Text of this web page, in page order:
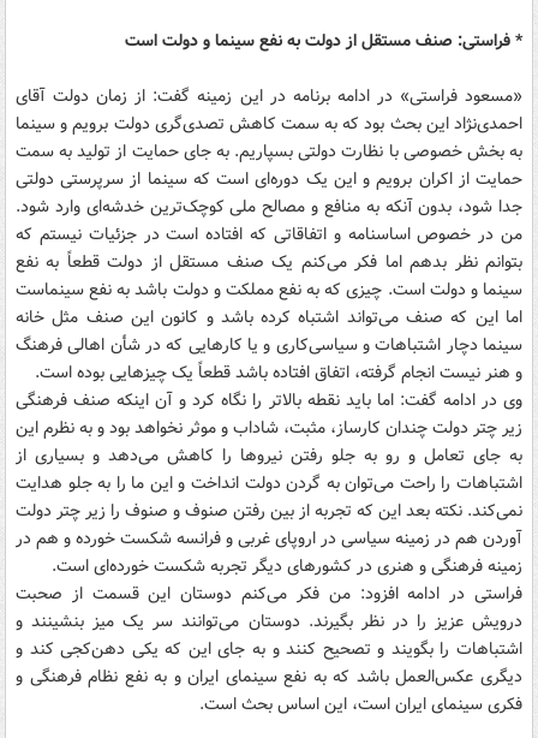
* فراستی: صنف مستقل از دولت به نفع سینما و دولت است
«مسعود فراستی» در ادامه برنامه در این زمینه گفت: از زمان دولت آقای
احمدی‌نژاد این بحث بود که به سمت کاهش تصدی‌گری دولت برویم و سینما
به بخش خصوصی با نظارت دولتی بسپاریم. به جای حمایت از تولید به سمت
حمایت از اکران برویم و این یک دوره‌ای است که سینما از سرپرستی دولتی
جدا شود، بدون آنکه به منافع و مصالح ملی کوچک‌ترین خدشه‌ای وارد شود.
من در خصوص اساسنامه و اتفاقاتی که افتاده است در جزئیات نیستم که
بتوانم نظر بدهم اما فکر می‌کنم یک صنف مستقل از دولت قطعاً به نفع
سینما و دولت است. چیزی که به نفع مملکت و دولت باشد به نفع سینماست
اما این که صنف می‌تواند اشتباه کرده باشد و کانون این صنف مثل خانه
سینما دچار اشتباهات و سیاسی‌کاری و یا کارهایی که در شأن اهالی فرهنگ
و هنر نیست انجام گرفته، اتفاق افتاده باشد قطعاً یک چیزهایی بوده است.
وی در ادامه گفت: اما باید نقطه بالاتر را نگاه کرد و آن اینکه صنف فرهنگی
زیر چتر دولت چندان کارساز، مثبت، شاداب و موثر نخواهد بود و به نظرم این
به جای تعامل و رو به جلو رفتن نیروها را کاهش می‌دهد و بسیاری از
اشتباهات را راحت می‌توان به گردن دولت انداخت و این ما را به جلو هدایت
نمی‌کند. نکته بعد این که تجربه از بین رفتن صنوف و صنوف را زیر چتر دولت
آوردن هم در زمینه سیاسی در اروپای غربی و فرانسه شکست خورده و هم در
زمینه فرهنگی و هنری در کشورهای دیگر تجربه شکست خورده‌ای است.
فراستی در ادامه افزود: من فکر می‌کنم دوستان این قسمت از صحبت
درویش عزیز را در نظر بگیرند. دوستان می‌توانند سر یک میز بنشینند و
اشتباهات را بگویند و تصحیح کنند و به جای این که یکی دهن‌کجی کند و
دیگری عکس‌العمل باشد که به نفع سینمای ایران و به نفع نظام فرهنگی و
فکری سینمای ایران است، این اساس بحث است.